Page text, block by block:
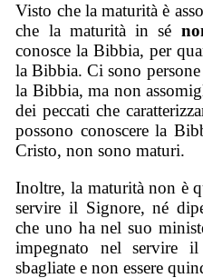
Visto che la maturità è
che la maturità in sé
conosce la Bibbia, per
la Bibbia. Ci sono
la Bibbia, ma non
dei peccati che
possono conoscere la
Cristo, non sono maturi.
Inoltre, la maturità non è
servire il Signore, né
che uno ha nel suo
impegnato nel servire
sbagliate e non essere